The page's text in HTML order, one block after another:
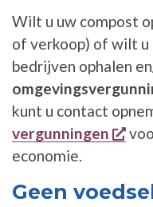
Wilt u uw compost
of verkoop) of wilt
bedrijven ophalen
kunt u contact
vergunningen
economie.
Geen